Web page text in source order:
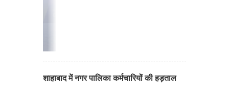
शाहाबाद में नगर पालिका कर्मचारियों की हड़ताल